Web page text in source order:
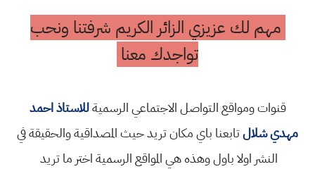
مهم لك عزيزي الزائر الكريم شرفتنا ونحب
تواجدك معنا
قنوات ومواقع التواصل الاجتماعي الرسميةللاستاذ احمد
مهدي شلالتابعنا باي مكان تريد حيث المصداقية والحقيقة في
النشر اولا باول وهذه هي المواقع الرسمية اختر ما تريد